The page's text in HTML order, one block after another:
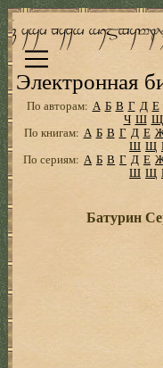
Электронная
По авторам: А Б В Г Д Е
Ч Ш Щ
По книгам: А Б В Г Д Е
Ш Щ
По сериям: А Б В Г Д Е
Ш Щ
Батурин